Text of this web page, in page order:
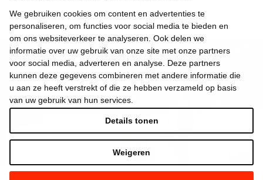
We gebruiken cookies om content en advertenties te
personaliseren, om functies voor social media te bieden en
om ons websiteverkeer te analyseren. Ook delen we
informatie over uw gebruik van onze site met onze partners
voor social media, adverteren en analyse. Deze partners
kunnen deze gegevens combineren met andere informatie die
u aan ze heeft verstrekt of die ze hebben verzameld op basis
van uw gebruik van hun services.
Weigeren
Details tonen